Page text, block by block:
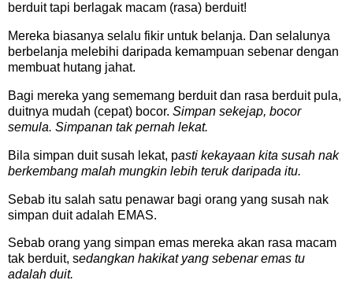
berduit tapi berlagak macam (rasa) berduit!
Mereka biasanya selalu fikir untuk belanja. Dan selalunya
berbelanja melebihi daripada kemampuan sebenar dengan
membuat hutang jahat.
Bagi mereka yang sememang berduit dan rasa berduit pula,
duitnya mudah (cepat) bocor. Simpan sekejap, bocor
semula. Simpanan tak pernah lekat.
Bila simpan duit susah lekat, pasti kekayaan kita susah nak
berkembang malah mungkin lebih teruk daripada itu.
Sebab itu salah satu penawar bagi orang yang susah nak
simpan duit adalah EMAS.
Sebab orang yang simpan emas mereka akan rasa macam
tak berduit, sedangkan hakikat yang sebenar emas tu
adalah duit.